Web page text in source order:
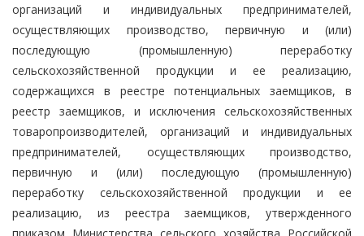
организаций и индивидуальных предпринимателей,
осуществляющих производство, первичную и (или)
последующую (промышленную) переработку
сельскохозяйственной продукции и ее реализацию,
содержащихся в реестре потенциальных заемщиков, в
реестр заемщиков, и исключения сельскохозяйственных
товаропроизводителей, организаций и индивидуальных
предпринимателей, осуществляющих производство,
первичную и (или) последующую (промышленную)
переработку сельскохозяйственной продукции и ее
реализацию, из реестра заемщиков, утвержденного